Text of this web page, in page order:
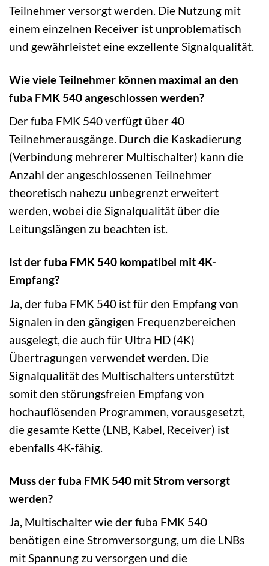
Teilnehmer versorgt werden. Die Nutzung mit
einem einzelnen Receiver ist unproblematisch
und gewährleistet eine exzellente Signalqualität.
Wie viele Teilnehmer können maximal an den
fuba FMK 540 angeschlossen werden?
Der fuba FMK 540 verfügt über 40
Teilnehmerausgänge. Durch die Kaskadierung
(Verbindung mehrerer Multischalter) kann die
Anzahl der angeschlossenen Teilnehmer
theoretisch nahezu unbegrenzt erweitert
werden, wobei die Signalqualität über die
Leitungslängen zu beachten ist.
Ist der fuba FMK 540 kompatibel mit 4K-
Empfang?
Ja, der fuba FMK 540 ist für den Empfang von
Signalen in den gängigen Frequenzbereichen
ausgelegt, die auch für Ultra HD (4K)
Übertragungen verwendet werden. Die
Signalqualität des Multischalters unterstützt
somit den störungsfreien Empfang von
hochauflösenden Programmen, vorausgesetzt,
die gesamte Kette (LNB, Kabel, Receiver) ist
ebenfalls 4K-fähig.
Muss der fuba FMK 540 mit Strom versorgt
werden?
Ja, Multischalter wie der fuba FMK 540
benötigen eine Stromversorgung, um die LNBs
mit Spannung zu versorgen und die